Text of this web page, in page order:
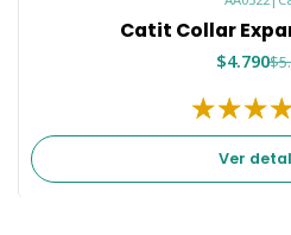
accesorios de sus mascotas. Su
proporciona una solución
Catit Collar
$4.790
Ver